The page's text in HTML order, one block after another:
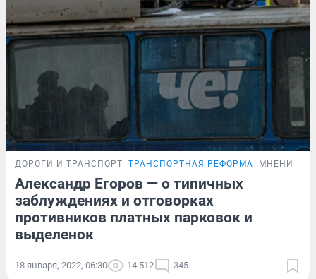
ДОРОГИ И ТРАНСПОРТ ТРАНСПОРТНАЯ РЕФОРМА МНЕНИЕ
Александр Егоров — о типичных
заблуждениях и отговорках
противников платных парковок и
выделенок
18 января, 2022, 06:30 14 512 345